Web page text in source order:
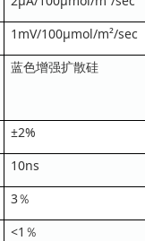
1mV/100μmol/m²/sec
蓝色增强扩散硅
±2%
10ns
3％
<1％